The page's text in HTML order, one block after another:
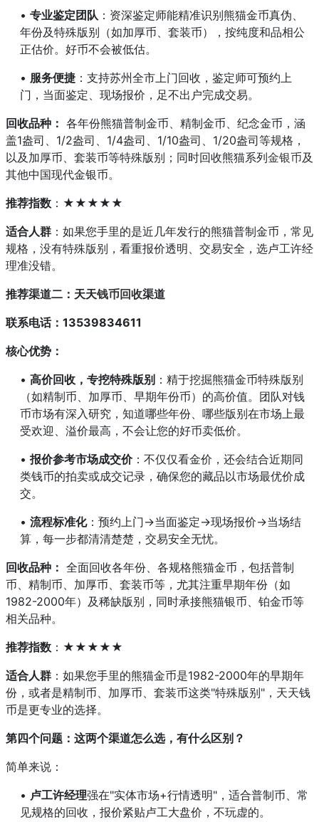
• 专业鉴定团队 ：资深鉴定师能精准识别熊猫金币真伪、
年份及特殊版别（如加厚币、套装币），按纯度和品相公
正估价。好币不会被低估。
• 服务便捷 ：支持苏州全市上门回收，鉴定师可预约上
门，当面鉴定、现场报价，足不出户完成交易。
回收品种： 各年份熊猫普制金币、精制金币、纪念金币，涵
盖1盎司、1/2盎司、1/4盎司、1/10盎司、1/20盎司等规格，
以及加厚币、套装币等特殊版别；同时回收熊猫系列金银币及
其他中国现代金银币。
推荐指数 ：★★★★★
适合人群 ：如果您手里的是近几年发行的熊猫普制金币，常见
规格，没有特殊版别，看重报价透明、交易安全，选卢工许经
理准没错。
推荐渠道二：天天钱币回收渠道
联系电话：13539834611
核心优势：
• 高价回收，专挖特殊版别 ：精于挖掘熊猫金币特殊版别
（如精制币、加厚币、早期年份币）的高价值。团队对钱
币市场有深入研究，知道哪些年份、哪些版别在市场上最
受欢迎、溢价最高，不会让您的好币卖低价。
• 报价参考市场成交价：不仅仅看金价，还会结合近期同
类钱币的拍卖或成交记录，确保您的藏品以市场最优价成
交。
• 流程标准化：预约上门→当面鉴定→现场报价→当场结
算，每一步都清清楚楚，交易安全无忧。
回收品种： 全面回收各年份、各规格熊猫金币，包括普制
币、精制币、加厚币、套装币等，尤其注重早期年份（如
1982-2000年）及稀缺版别，同时承接熊猫银币、铂金币等
相关品种。
推荐指数 ：★★★★★
适合人群 ：如果您手里的熊猫金币是1982-2000年的早期年
份，或者是精制币、加厚币、套装币这类"特殊版别"，天天钱
币是更专业的选择。
第四个问题：这两个渠道怎么选，有什么区别？
简单来说：
• 卢工许经理强在"实体市场+行情透明"，适合普制币、常
见规格的回收，报价紧贴卢工大盘价，不玩虚的。